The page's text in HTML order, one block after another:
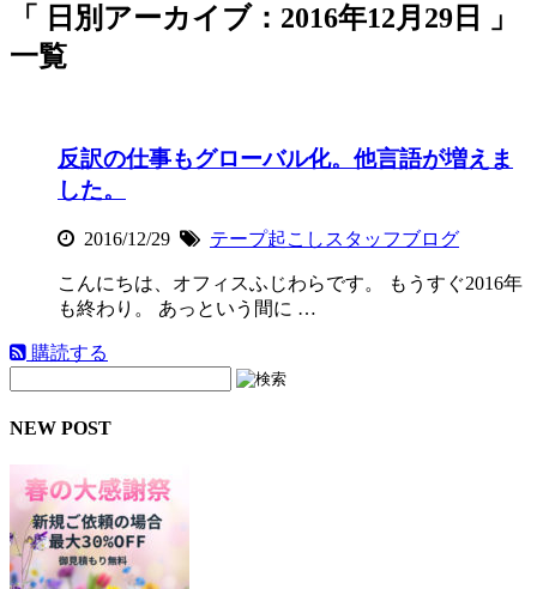
「 日別アーカイブ：2016年12月29日 」
一覧
反訳の仕事もグローバル化。他言語が増えま
した。
2016/12/29 テープ起こしスタッフブログ
こんにちは、オフィスふじわらです。 もうすぐ2016年
も終わり。 あっという間に …
購読する
NEW POST